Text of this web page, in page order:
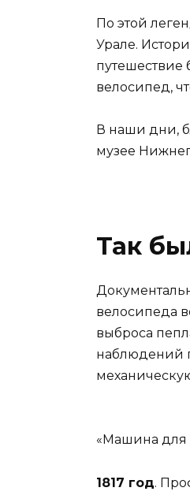
По этой
Урале.
путешествие
велосипед,
В наши дни,
музее
Так
велосипеда
выброса
наблюдений
«Машина для
1817 год.